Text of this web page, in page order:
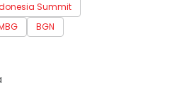
Summit
BGN